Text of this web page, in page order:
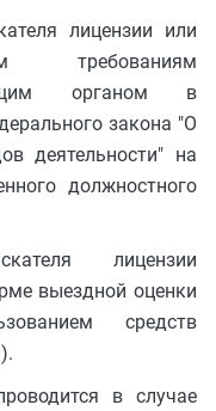
лицензии или
требованиям
органом в
закона "О
деятельности" на
должностного
лицензии
выездной оценки
средств
в случае